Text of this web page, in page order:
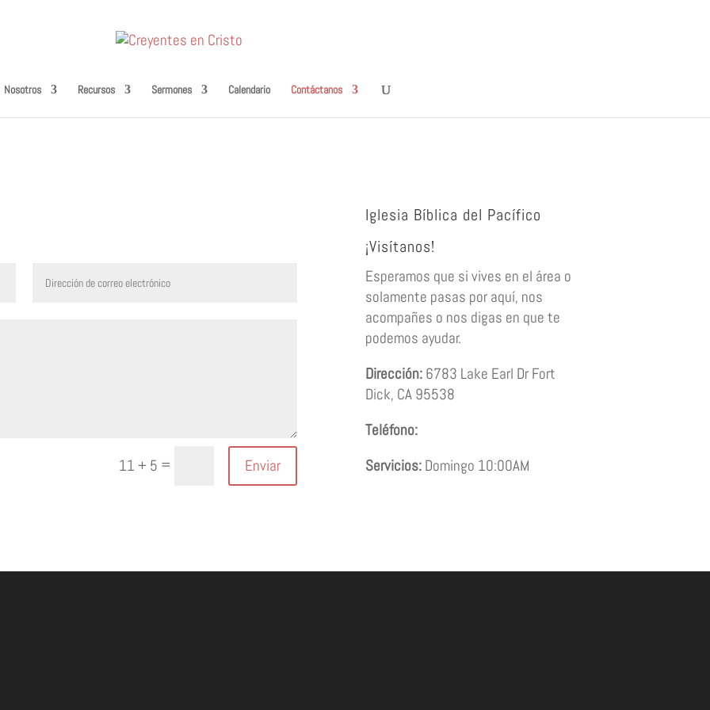
Nosotros Recursos Sermones Calendario Contáctanos
11 + 5 = Enviar
Iglesia Bíblica del Pacífico
¡Visítanos!
Esperamos que si vives en el área o
solamente pasas por aquí, nos
acompañes o nos digas en que te
podemos ayudar.
Dirección: 6783 Lake Earl Dr Fort
Dick, CA 95538
Teléfono:
Servicios:Domingo 10:00AM